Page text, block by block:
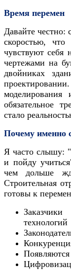
Время перемен
Давайте честно:
скоростью,
чувствуют себя
чертежами на
двойниках
моделирования
обязательное
стало
Почему именно
Я часто слышу:
и пойду
чем дольше
Строительная
готовы к
технологий